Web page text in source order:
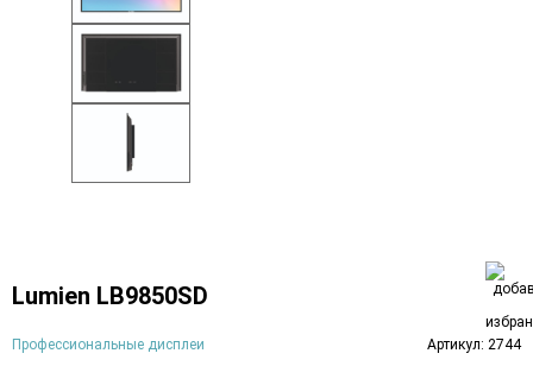
Lumien LB9850SD
Профессиональные дисплеи Артикул: 2744